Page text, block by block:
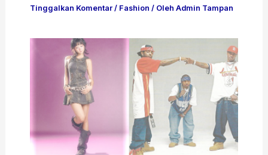
Tinggalkan Komentar / Fashion / Oleh Admin Tampan